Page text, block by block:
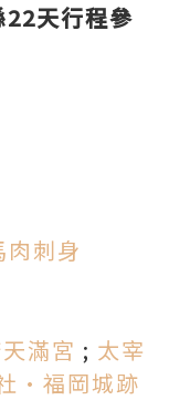
22天行程參
刺身
滿宮 ; 太宰
•福岡城跡